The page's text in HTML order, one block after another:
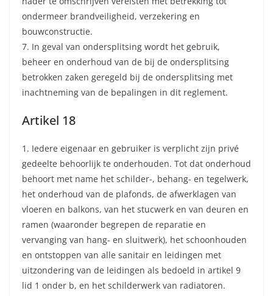
ondermeer brandveiligheid, verzekering en
bouwconstructie.
7. In geval van ondersplitsing wordt het gebruik,
beheer en onderhoud van de bij de ondersplitsing
betrokken zaken geregeld bij de ondersplitsing met
inachtneming van de bepalingen in dit reglement.
Artikel 18
1. Iedere eigenaar en gebruiker is verplicht zijn privé
gedeelte behoorlijk te onderhouden. Tot dat onderhoud
behoort met name het schilder-, behang- en tegelwerk,
het onderhoud van de plafonds, de afwerklagen van
vloeren en balkons, van het stucwerk en van deuren en
ramen (waaronder begrepen de reparatie en
vervanging van hang- en sluitwerk), het schoonhouden
en ontstoppen van alle sanitair en leidingen met
uitzondering van de leidingen als bedoeld in artikel 9
lid 1 onder b, en het schilderwerk van radiatoren.